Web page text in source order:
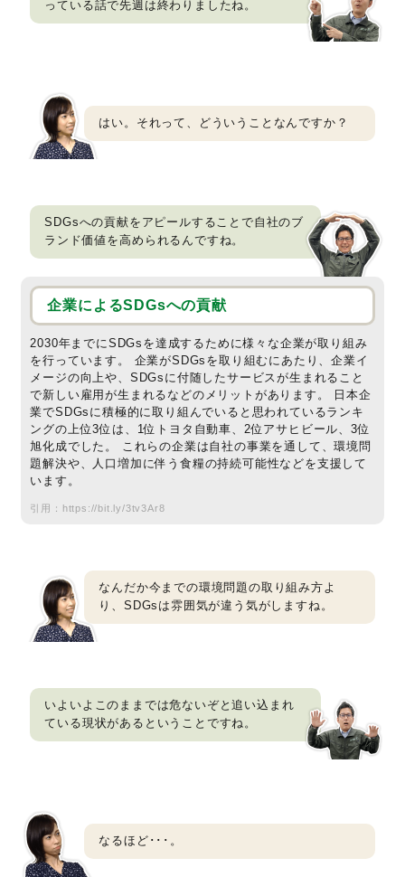
っている話で先週は終わりましたね。
はい。それって、どういうことなんですか？
SDGsへの貢献をアピールすることで自社のブ
ランド価値を高められるんですね。
企業によるSDGsへの貢献
2030年までにSDGsを達成するために様々な企業が取り組み
を行っています。 企業がSDGsを取り組むにあたり、企業イ
メージの向上や、SDGsに付随したサービスが生まれること
で新しい雇用が生まれるなどのメリットがあります。 日本企
業でSDGsに積極的に取り組んでいると思われているランキ
ングの上位3位は、1位トヨタ自動車、2位アサヒビール、3位
旭化成でした。 これらの企業は自社の事業を通して、環境問
題解決や、人口増加に伴う食糧の持続可能性などを支援して
います。
引用： https://bit.ly/3tv3Ar8
なんだか今までの環境問題の取り組み方よ
り、SDGsは雰囲気が違う気がしますね。
いよいよこのままでは危ないぞと追い込まれ
ている現状があるということですね。
なるほど･･･。